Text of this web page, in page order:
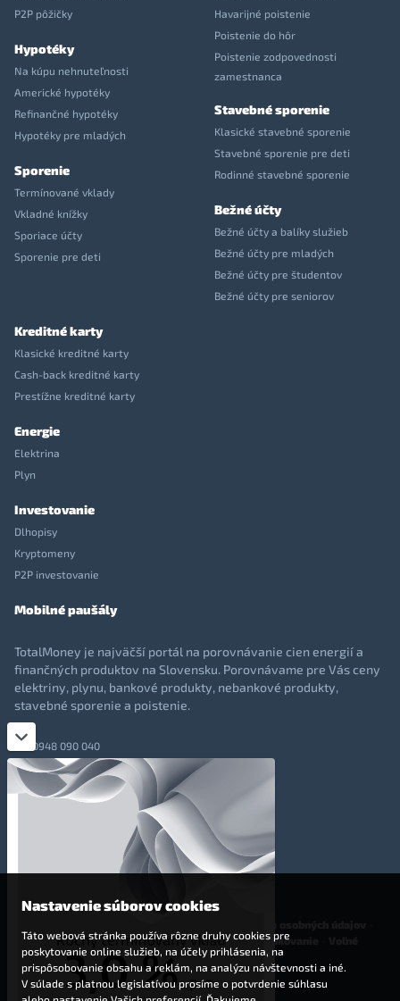
P2P pôžičky
Hypotéky
Na kúpu nehnuteľnosti
Americké hypotéky
Refinančné hypotéky
Hypotéky pre mladých
Sporenie
Termínované vklady
Vkladné knížky
Sporiace účty
Sporenie pre deti
Havarijné poistenie
Poistenie do hôr
Poistenie zodpovednosti
zamestnanca
Stavebné sporenie
Klasické stavebné sporenie
Stavebné sporenie pre deti
Rodinné stavebné sporenie
Bežné účty
Bežné účty a balíky služieb
Bežné účty pre mladých
Bežné účty pre študentov
Bežné účty pre seniorov
Kreditné karty
Klasické kreditné karty
Cash-back kreditné karty
Prestížne kreditné karty
Energie
Elektrina
Plyn
Investovanie
Dlhopisy
Kryptomeny
P2P investovanie
Mobilné paušály
TotalMoney je najväčší portál na porovnávanie cien energií a
finančných produktov na Slovensku. Porovnávame pre Vás ceny
elektriny, plynu, bankové produkty, nebankové produkty,
stavebné sporenie a poistenie.
0948 090 040
+421 948 090 051
info@totalmoney.sk
Levočská 866, Poprad, 058 01
Cookies-Nastavenia cookies -Finančné sprostredkovanie
pracovné miesta
Affiliate - partnerský program
Nastavenie súborov cookies
Táto webová stránka používa rôzne druhy cookies pre
poskytovanie online služieb, na účely prihlásenia, na
prispôsobovanie obsahu a reklám, na analýzu návštevnosti a iné.
V súlade s platnou legislatívou prosíme o potvrdenie súhlasu